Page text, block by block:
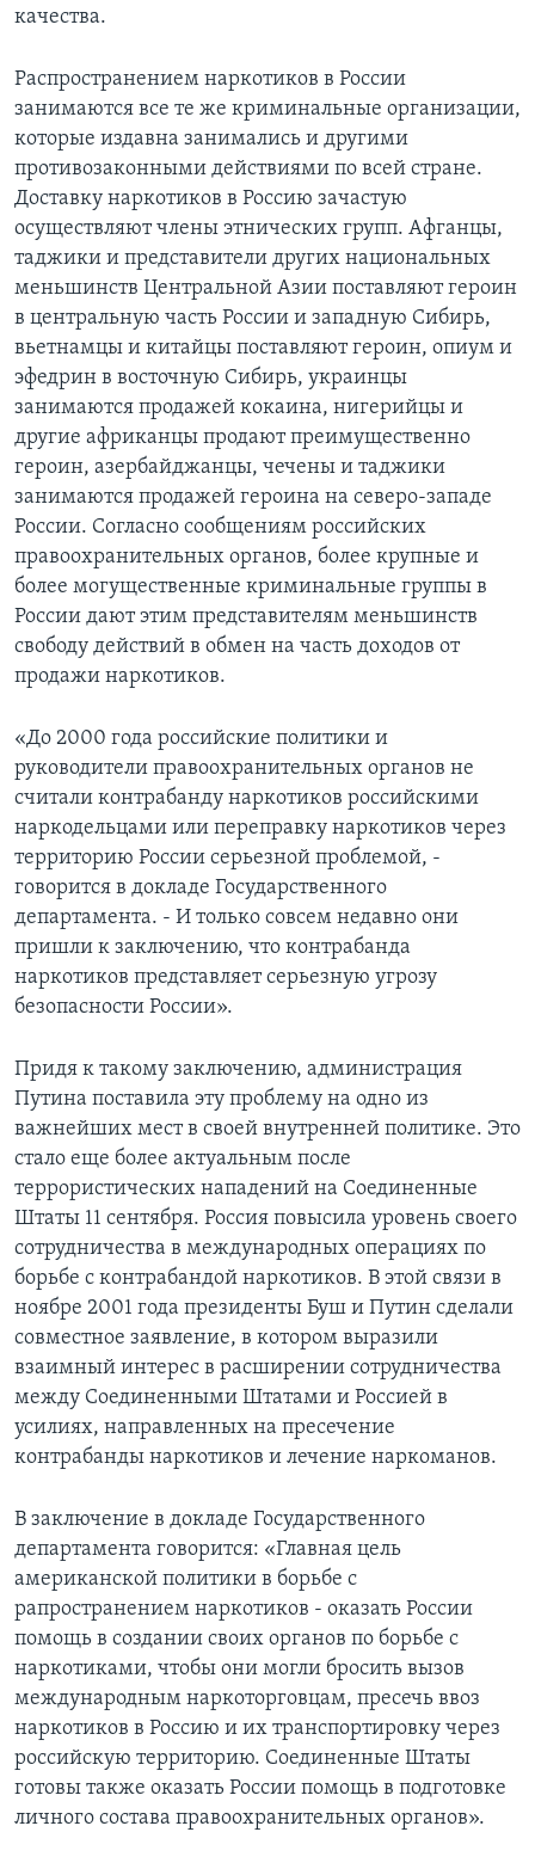
качества.
Распространением наркотиков в России
занимаются все те же криминальные организации,
которые издавна занимались и другими
противозаконными действиями по всей стране.
Доставку наркотиков в Россию зачастую
осуществляют члены этнических групп. Афганцы,
таджики и представители других национальных
меньшинств Центральной Азии поставляют героин
в центральную часть России и западную Сибирь,
вьетнамцы и китайцы поставляют героин, опиум и
эфедрин в восточную Сибирь, украинцы
занимаются продажей кокаина, нигерийцы и
другие африканцы продают преимущественно
героин, азербайджанцы, чечены и таджики
занимаются продажей героина на северо-западе
России. Согласно сообщениям российских
правоохранительных органов, более крупные и
более могущественные криминальные группы в
России дают этим представителям меньшинств
свободу действий в обмен на часть доходов от
продажи наркотиков.
«До 2000 года российские политики и
руководители правоохранительных органов не
считали контрабанду наркотиков российскими
наркодельцами или переправку наркотиков через
территорию России серьезной проблемой, -
говорится в докладе Государственного
департамента. - И только совсем недавно они
пришли к заключению, что контрабанда
наркотиков представляет серьезную угрозу
безопасности России».
Придя к такому заключению, администрация
Путина поставила эту проблему на одно из
важнейших мест в своей внутренней политике. Это
стало еще более актуальным после
террористических нападений на Соединенные
Штаты 11 сентября. Россия повысила уровень своего
сотрудничества в международных операциях по
борьбе с контрабандой наркотиков. В этой связи в
ноябре 2001 года президенты Буш и Путин сделали
совместное заявление, в котором выразили
взаимный интерес в расширении сотрудничества
между Соединенными Штатами и Россией в
усилиях, направленных на пресечение
контрабанды наркотиков и лечение наркоманов.
В заключение в докладе Государственного
департамента говорится: «Главная цель
американской политики в борьбе с
рапространением наркотиков - оказать России
помощь в создании своих органов по борьбе с
наркотиками, чтобы они могли бросить вызов
международным наркоторговцам, пресечь ввоз
наркотиков в Россию и их транспортировку через
российскую территорию. Соединенные Штаты
готовы также оказать России помощь в подготовке
личного состава правоохранительных органов».